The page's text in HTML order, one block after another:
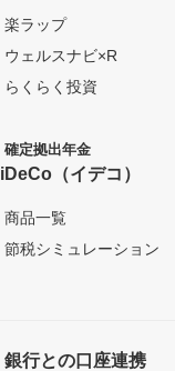
楽ラップ
ウェルスナビ×R
らくらく投資
確定拠出年金
iDeCo（イデコ）
商品一覧
節税シミュレーション
銀行との口座連携